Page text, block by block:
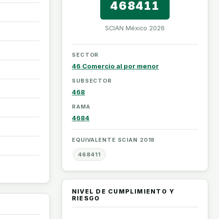
468411
SCIAN México 2026
SECTOR
46 Comercio al por menor
SUBSECTOR
468
RAMA
4684
EQUIVALENTE SCIAN 2018
468411
NIVEL DE CUMPLIMIENTO Y
RIESGO